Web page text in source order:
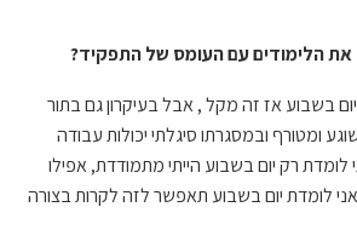
הלימודים עם העומס של התפקיד?
בשבוע אז זה מקל , אבל בעיקרון גם בתור
ומטורף ובמסגרתו סיגלתי יכולות עבודה
לומדת רק יום בשבוע הייתי מתמודדת, אפילו
לומדת יום בשבוע תאפשר לזה לקרות בצורה